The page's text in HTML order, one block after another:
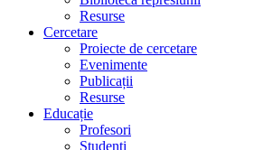
Resurse
Cercetare
Proiecte de cercetare
Evenimente
Publicații
Resurse
Educație
Profesori
Studenți